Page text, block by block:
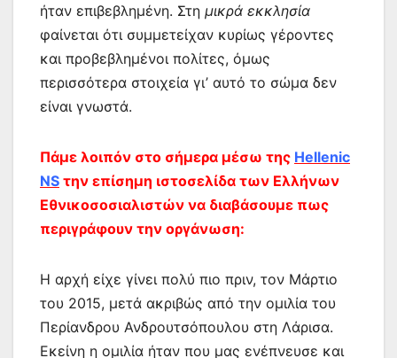
ήταν επιβεβλημένη. Στη μικρά εκκλησία
φαίνεται ότι συμμετείχαν κυρίως γέροντες
και προβεβλημένοι πολίτες, όμως
περισσότερα στοιχεία γι’ αυτό το σώμα δεν
είναι γνωστά.
Πάμε λοιπόν στο σήμερα μέσω της Hellenic
NS την επίσημη ιστοσελίδα των Ελλήνων
Εθνικοσοσιαλιστών να διαβάσουμε πως
περιγράφουν την οργάνωση:
Η αρχή είχε γίνει πολύ πιο πριν, τον Μάρτιο
του 2015, μετά ακριβώς από την ομιλία του
Περίανδρου Ανδρουτσόπουλου στη Λάρισα.
Εκείνη η ομιλία ήταν που μας ενέπνευσε και